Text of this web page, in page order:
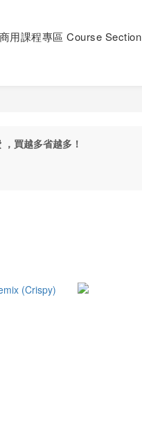
商用課程專區 Course Section
買越多省越多！